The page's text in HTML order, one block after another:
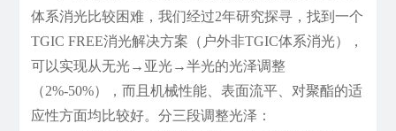
体系消光比较困难，我们经过2年研究探寻，找到一个
TGIC FREE消光解决方案（户外非TGIC体系消光），
可以实现从无光→亚光→半光的光泽调整
（2%-50%），而且机械性能、表面流平、对聚酯的适
应性方面均比较好。分三段调整光泽：